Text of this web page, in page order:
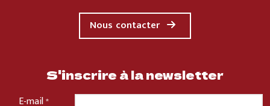
Nous contacter
S'inscrire à la newsletter
E-mail*